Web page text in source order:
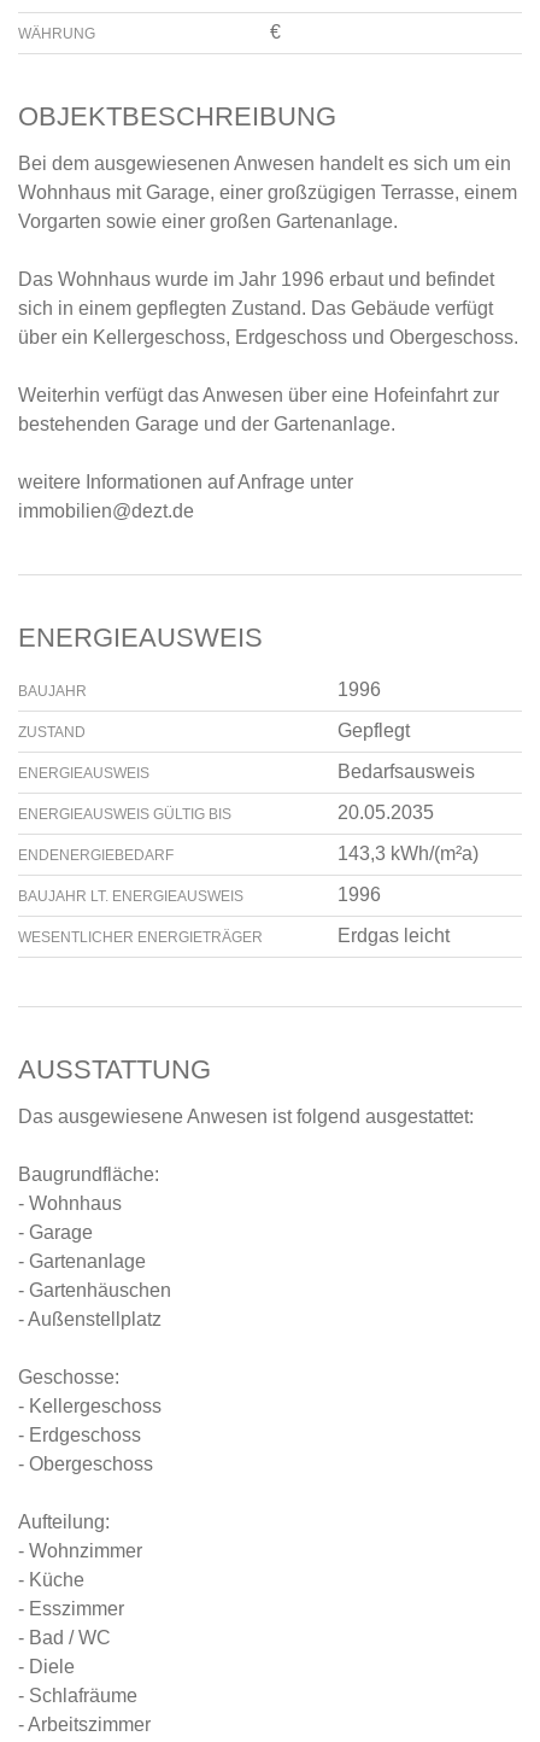
WÄHRUNG €
OBJEKTBESCHREIBUNG
Bei dem ausgewiesenen Anwesen handelt es sich um ein
Wohnhaus mit Garage, einer großzügigen Terrasse, einem
Vorgarten sowie einer großen Gartenanlage.
Das Wohnhaus wurde im Jahr 1996 erbaut und befindet
sich in einem gepflegten Zustand. Das Gebäude verfügt
über ein Kellergeschoss, Erdgeschoss und Obergeschoss.
Weiterhin verfügt das Anwesen über eine Hofeinfahrt zur
bestehenden Garage und der Gartenanlage.
weitere Informationen auf Anfrage unter
immobilien@dezt.de
ENERGIEAUSWEIS
BAUJAHR 1996
ZUSTAND Gepflegt
ENERGIEAUSWEIS Bedarfsausweis
ENERGIEAUSWEIS GÜLTIG BIS 20.05.2035
ENDENERGIEBEDARF 143,3 kWh/(m²a)
BAUJAHR LT. ENERGIEAUSWEIS 1996
WESENTLICHER ENERGIETRÄGER Erdgas leicht
AUSSTATTUNG
Das ausgewiesene Anwesen ist folgend ausgestattet:
Baugrundfläche:
- Wohnhaus
- Garage
- Gartenanlage
- Gartenhäuschen
- Außenstellplatz
Geschosse:
- Kellergeschoss
- Erdgeschoss
- Obergeschoss
Aufteilung:
- Wohnzimmer
- Küche
- Esszimmer
- Bad / WC
- Diele
- Schlafräume
- Arbeitszimmer